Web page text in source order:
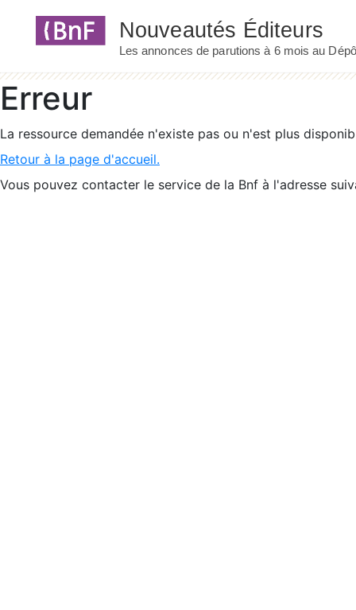
Erreur
La ressource demandée n'existe pas ou n'est plus
Retour à la page d'accueil.
Vous pouvez contacter le service de la Bnf à l'adresse